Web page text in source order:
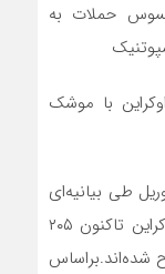
حملات به
تسلیحات اوکراین با موشک
کل اوکراین امروز دوشنبه ۱۸ آوریل طی بیانیه‌ای
اعلام کرد که در حملات ارتش روسیه به اوکراین تاکنون ۲۰۵
مجروح شده‌اند.براساس